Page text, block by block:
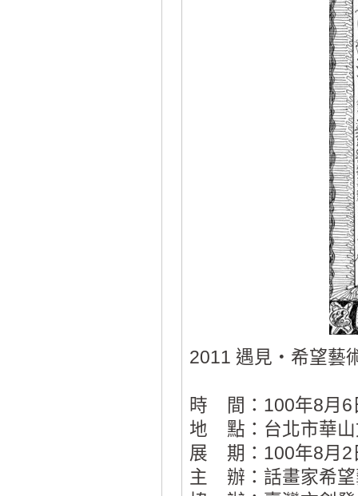
2011 遇見‧希望藝
時 間：100年8月6
地 點：台北市華山
展 期：100年8月2
主 辦：話畫家希望